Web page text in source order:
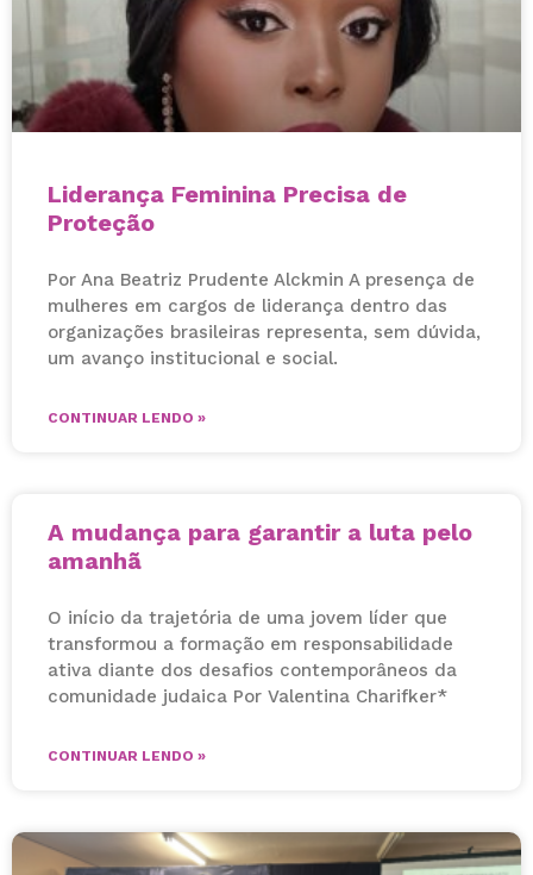
Liderança Feminina Precisa de
Proteção
Por Ana Beatriz Prudente Alckmin A presença de
mulheres em cargos de liderança dentro das
organizações brasileiras representa, sem dúvida,
um avanço institucional e social.
CONTINUAR LENDO »
A mudança para garantir a luta pelo
amanhã
O início da trajetória de uma jovem líder que
transformou a formação em responsabilidade
ativa diante dos desafios contemporâneos da
comunidade judaica Por Valentina Charifker*
CONTINUAR LENDO »